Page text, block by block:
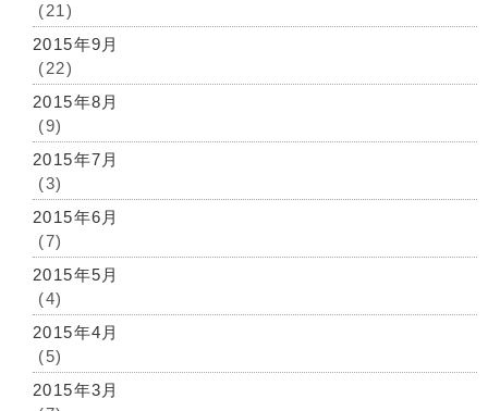
(21)
2015年9月
(22)
2015年8月
(9)
2015年7月
(3)
2015年6月
(7)
2015年5月
(4)
2015年4月
(5)
2015年3月